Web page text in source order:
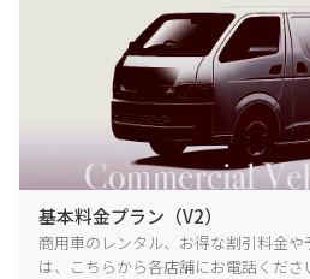
基本料金プラン（V2）
商用車のレンタル、お得な割引料金
は、こちらから各店舗にお電話くださ